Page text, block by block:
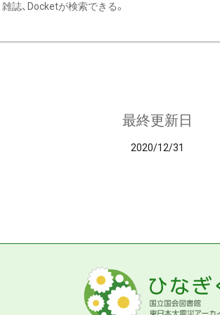
雑誌、Docketが検索できる。
最終更新日
2020/12/31